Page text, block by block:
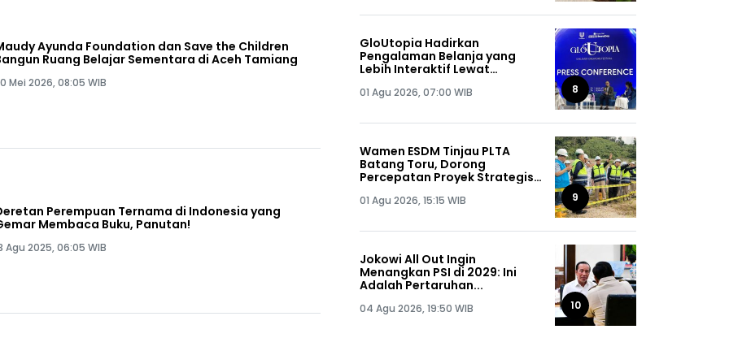
Ayunda Foundation dan Save the Children
Ruang Belajar Sementara di Aceh Tamiang
Mei 2026, 08:05 WIB
Perempuan Ternama di Indonesia yang
Membaca Buku, Panutan!
Agu 2025, 06:05 WIB
GloUtopia Hadirkan
Pengalaman Belanja yang
Lebih Interaktif Lewat
Shopee
01 Agu 2026, 07:00 WIB 8
Wamen ESDM Tinjau PLTA
Batang Toru, Dorong
Percepatan Proyek Strategis
01 Agu 2026, 15:15 WIB 9
Jokowi All Out Ingin
Menangkan PSI di 2029: Ini
Adalah Pertaruhan...
04 Agu 2026, 19:50 WIB 10